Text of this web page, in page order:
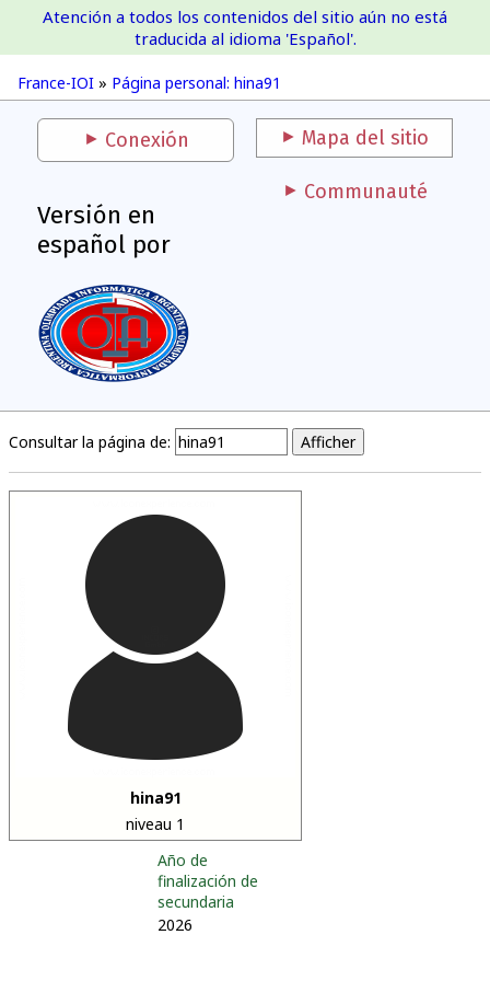
France-IOI
France-IOI » Página personal: hina91
Atención a todos los contenidos del sitio aún no está
traducida al idioma 'Español'.
Conexión Mapa del sitio
Versión en
español por
Communauté
Consultar la página de:
hina91
niveau 1
Año de
finalización de
secundaria
2026